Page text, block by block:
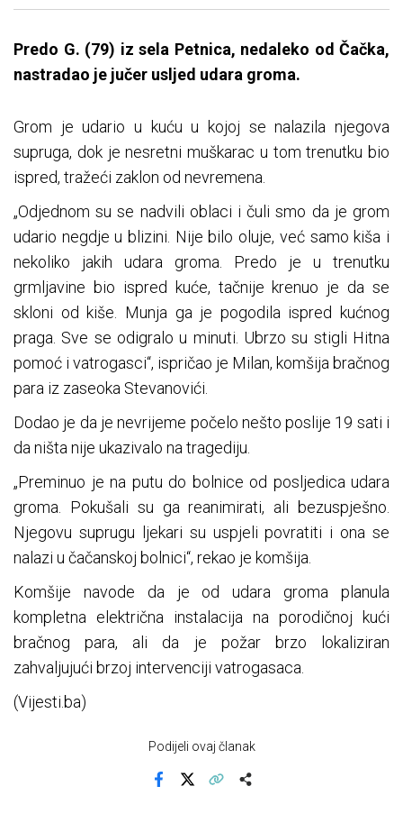
Predo G. (79) iz sela Petnica, nedaleko od Čačka,
nastradao je jučer usljed udara groma.
Grom je udario u kuću u kojoj se nalazila njegova
supruga, dok je nesretni muškarac u tom trenutku bio
ispred, tražeći zaklon od nevremena.
„Odjednom su se nadvili oblaci i čuli smo da je grom
udario negdje u blizini. Nije bilo oluje, već samo kiša i
nekoliko jakih udara groma. Predo je u trenutku
grmljavine bio ispred kuće, tačnije krenuo je da se
skloni od kiše. Munja ga je pogodila ispred kućnog
praga. Sve se odigralo u minuti. Ubrzo su stigli Hitna
pomoć i vatrogasci“, ispričao je Milan, komšija bračnog
para iz zaseoka Stevanovići.
Dodao je da je nevrijeme počelo nešto poslije 19 sati i
da ništa nije ukazivalo na tragediju.
„Preminuo je na putu do bolnice od posljedica udara
groma. Pokušali su ga reanimirati, ali bezuspješno.
Njegovu suprugu ljekari su uspjeli povratiti i ona se
nalazi u čačanskoj bolnici“, rekao je komšija.
Komšije navode da je od udara groma planula
kompletna električna instalacija na porodičnoj kući
bračnog para, ali da je požar brzo lokaliziran
zahvaljujući brzoj intervenciji vatrogasaca.
(Vijesti.ba)
Podijeli ovaj članak